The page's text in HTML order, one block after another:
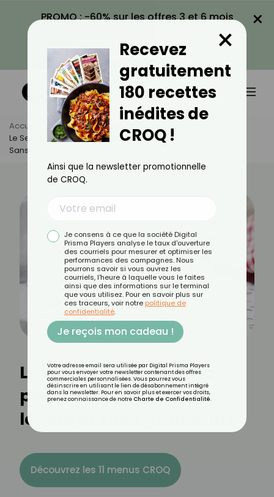
PROMO : -60% sur les offres 3 et 6 mois
VOIR LA PROMO
×
Accueil Actus
Astuces Culinaires
Le Secret De Cyril Lignac Pour Une Pâte À Crêpes Légère Et
Sans Grumeaux
Le secret de Cyril Lignac
pour une pâte à crêpes
légère et sans grumeaux
Découvrez les 11 menus CROQ
Recevez
gratuitement
180 recettes
inédites de
CROQ !
×
Ainsi que la newsletter promotionnelle
de CROQ.
Je consens à ce que la société Digital
Prisma Players analyse le taux d'ouverture
des courriels pour mesurer et optimiser les
performances des campagnes. Nous
pourrons savoir si vous ouvrez les
courriels, l'heure à laquelle vous le faites
ainsi que des informations sur le terminal
que vous utilisez. Pour en savoir plus sur
ces traceurs, voir notre politique de
confidentialité.
Je reçois mon cadeau !
Votre adresse email sera utilisée par Digital Prisma Players
pour vous envoyer votre newsletter contenant des offres
commerciales personnalisées. Vous pourrez vous
désinscrire en utilisant le lien de désabonnement intégré
dans la newsletter. Pour en savoir plus et exercer vos droits,
prenez connaissance de notre Charte de Confidentialité.